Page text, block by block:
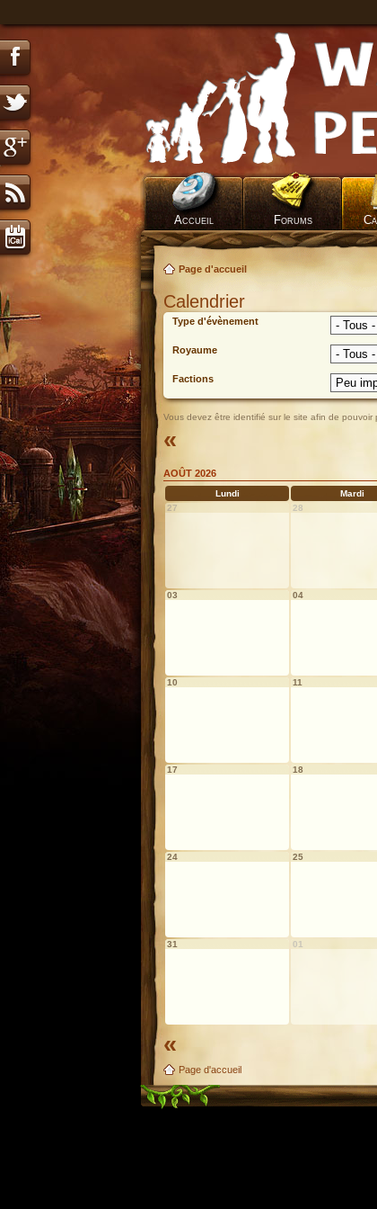
Accueil Forums
Page d'accueil
Calendrier
Type d'évènement
Royaume
Factions
Vous devez être identifié sur le site afin de pouvoir
«
AOÛT 2026
Lundi Mardi
27
28
03 04
10 11
17 18
24 25
31 01
«
Page d'accueil